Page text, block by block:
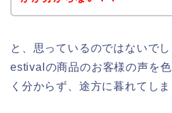
と、思っているのではないで
estivalの商品のお客様の声を
く分からず、途方に暮れてし